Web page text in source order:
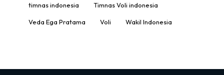
timnas indonesia Timnas Voli indonesia
Veda Ega Pratama Voli Wakil Indonesia